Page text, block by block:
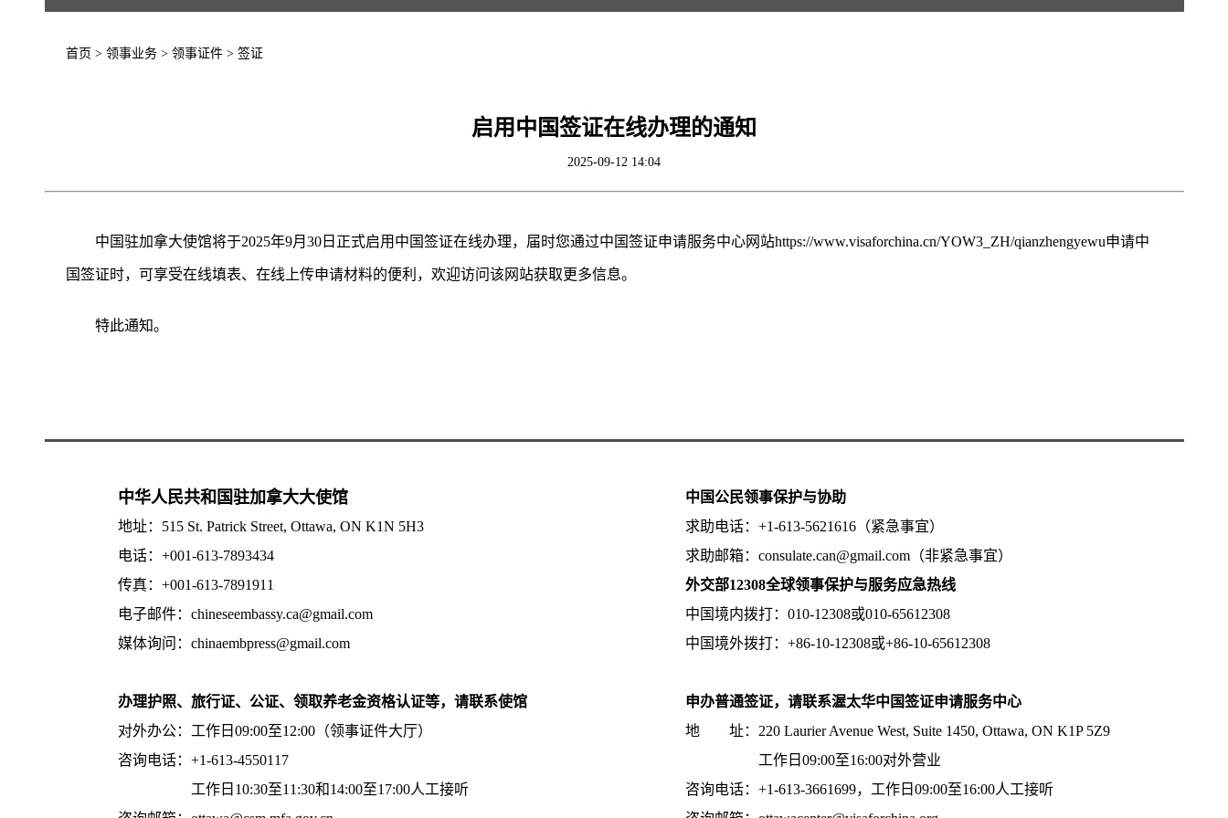
首页 > 领事业务> 领事证件> 签证
启用中国签证在线办理的通知
2025-09-12 14:04
中国驻加拿大使馆将于2025年9月30日正式启用中国签证在线办理，届时您通过中国签证申请服务中心网站https://www.visaforchina.cn/YOW3_ZH/qianzhengyewu申请中
国签证时，可享受在线填表、在线上传申请材料的便利，欢迎访问该网站获取更多信息。
特此通知。
中华人民共和国驻加拿大大使馆
地址：515 St. Patrick Street, Ottawa, ON K1N 5H3
电话：+001-613-7893434
传真：+001-613-7891911
电子邮件：chineseembassy.ca@gmail.com
媒体询问：chinaembpress@gmail.com
办理护照、旅行证、公证、领取养老金资格认证等，请联系使馆
对外办公：工作日09:00至12:00（领事证件大厅）
咨询电话：+1-613-4550117
工作日10:30至11:30和14:00至17:00人工接听
中国公民领事保护与协助
求助电话：+1-613-5621616（紧急事宜）
求助邮箱：consulate.can@gmail.com（非紧急事宜）
外交部12308全球领事保护与服务应急热线
中国境内拨打：010-12308或010-65612308
中国境外拨打：+86-10-12308或+86-10-65612308
申办普通签证，请联系渥太华中国签证申请服务中心
地 址：220 Laurier Avenue West, Suite 1450, Ottawa, ON K1P 5Z9
工作日09:00至16:00对外营业
咨询电话：+1-613-3661699，工作日09:00至16:00人工接听